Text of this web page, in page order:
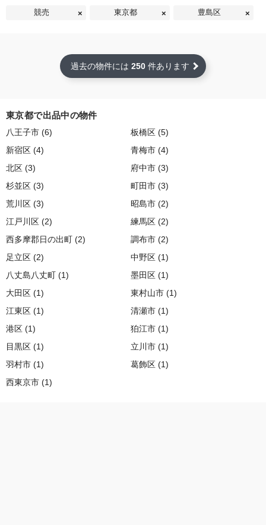
競売 東京都 豊島区
過去の物件には 250 件あります
東京都で出品中の物件
八王子市 (6) 板橋区 (5)
新宿区 (4) 青梅市 (4)
北区 (3) 府中市 (3)
杉並区 (3) 町田市 (3)
荒川区 (3) 昭島市 (2)
江戸川区 (2) 練馬区 (2)
西多摩郡日の出町 (2) 調布市 (2)
足立区 (2) 中野区 (1)
八丈島八丈町 (1) 墨田区 (1)
大田区 (1) 東村山市 (1)
江東区 (1) 清瀬市 (1)
港区 (1) 狛江市 (1)
目黒区 (1) 立川市 (1)
羽村市 (1) 葛飾区 (1)
西東京市 (1)